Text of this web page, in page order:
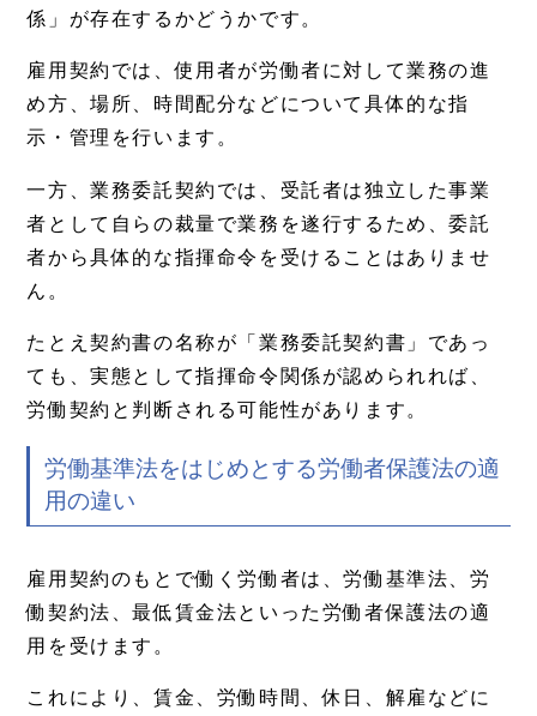
係」が存在するかどうかです。
雇用契約では、使用者が労働者に対して業務の進
め方、場所、時間配分などについて具体的な指
示・管理を行います。
一方、業務委託契約では、受託者は独立した事業
者として自らの裁量で業務を遂行するため、委託
者から具体的な指揮命令を受けることはありませ
ん。
たとえ契約書の名称が「業務委託契約書」であっ
ても、実態として指揮命令関係が認められれば、
労働契約と判断される可能性があります。
労働基準法をはじめとする労働者保護法の適
用の違い
雇用契約のもとで働く労働者は、労働基準法、労
働契約法、最低賃金法といった労働者保護法の適
用を受けます。
これにより、賃金、労働時間、休日、解雇などに